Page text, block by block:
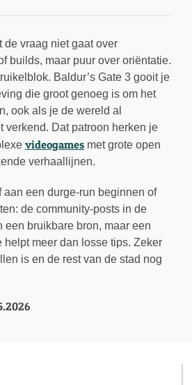
de vraag niet gaat over
builds, maar puur over oriëntatie.
Baldur’s Gate 3 gooit je
die groot genoeg is om het
ook als je de wereld al
verkend. Dat patroon herken je
videogames met grote open
verhaallijnen.
aan een durge-run beginnen of
de community-posts in de
een bruikbare bron, maar een
helpt meer dan losse tips. Zeker
is en de rest van de stad nog